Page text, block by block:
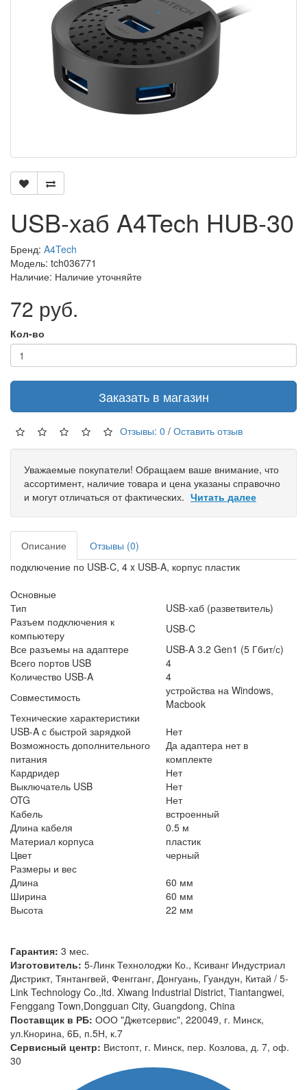
USB-хаб A4Tech HUB-30
Бренд: A4Tech
Модель: tch036771
Наличие: Наличие уточняйте
72 руб.
Кол-во
Заказать в магазин
Отзывы: 0 / Оставить отзыв
Уважаемые покупатели! Обращаем ваше внимание, что
ассортимент, наличие товара и цена указаны справочно
и могут отличаться от фактических. Читать далее
Описание
Отзывы (0)
подключение по USB-C, 4 x USB-A, корпус пластик
Основные
Тип
USB-хаб (разветвитель)
Разъем подключения к
компьютеру
USB-C
Все разъемы на адаптере
USB-A 3.2 Gen1 (5 Гбит/с)
Всего портов USB
4
Количество USB-A
4
Совместимость
устройства на Windows,
Macbook
Технические характеристики
USB-A с быстрой зарядкой
Нет
Возможность дополнительного
питания
Да адаптера нет в
комплекте
Кардридер
Нет
Выключатель USB
Нет
OTG
Нет
Кабель
встроенный
Длина кабеля
0.5 м
Материал корпуса
пластик
Цвет
черный
Размеры и вес
Длина
60 мм
Ширина
60 мм
Высота
22 мм
Гарантия: 3 мес.
Изготовитель: 5-Линк Технолоджи Ко., Ксиванг Индустриал
Дистрикт, Тянтангвей, Фенгганг, Донгуань, Гуандун, Китай / 5-
Link Technology Co.,ltd. Xiwang Industrial District, Tiantangwei,
Fenggang Town,Dongguan City, Guangdong, China
Поставщик в РБ: ООО "Джетсервис", 220049, г. Минск,
ул.Кнорина, 6Б, п.5Н, к.7
Сервисный центр: Вистопт, г. Минск, пер. Козлова, д. 7, оф.
30